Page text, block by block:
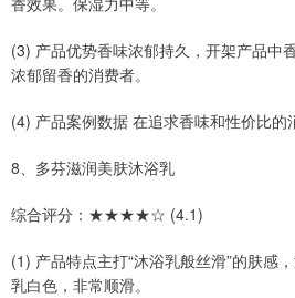
(3) 产品优势香味浓郁持久，开架产品中
浓郁留香的消费者。
(4) 产品案例数据 在追求香味和性价比的
8、多芬滋润美肤沐浴乳
综合评分：★★★★☆ (4.1)
(1) 产品特点主打“沐浴乳般丝滑”的肤感
乳白色，非常顺滑。